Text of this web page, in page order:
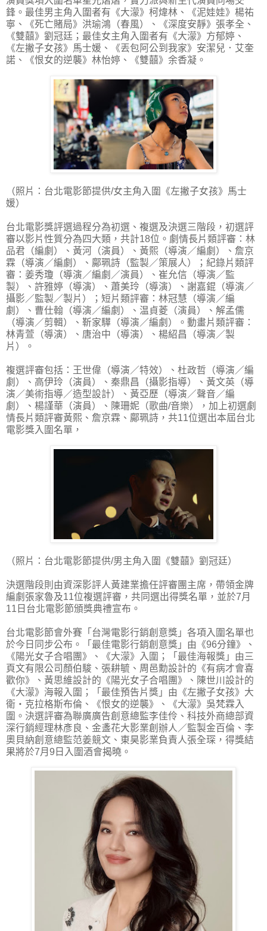
鋒。最佳男主角入圍者有《大濛》柯煒林、《泥娃娃》楊祐
寧、《死亡賭局》洪瑜鴻（春風）、《深度安靜》張孝全、
《雙囍》劉冠廷；最佳女主角入圍者有《大濛》方郁婷、
《左撇子女孩》馬士媛、《丟包阿公到我家》安潔兒．艾奎
諾、《恨女的逆襲》林怡婷、《雙囍》余香凝。
（照片：台北電影節提供/女主角入圍《左撇子女孩》馬士
媛）
台北電影獎評選過程分為初選、複選及決選三階段，初選評
審以影片性質分為四大類，共計18位。劇情長片類評審：林
品君（編劇）、黃河（演員）、黃熙（導演／編劇）、詹京
霖（導演／編劇）、鄺珮詩（監製／策展人）；紀錄片類評
審：姜秀瓊（導演／編劇／演員）、崔允信（導演／監
製）、許雅婷（導演）、蕭美玲（導演）、謝嘉錕（導演／
攝影／監製／製片）；短片類評審：林冠慧（導演／編
劇）、曹仕翰（導演／編劇）、温貞菱（演員）、解孟儒
（導演／剪輯）、靳家驊（導演／編劇）。動畫片類評審：
林青萱（導演）、唐治中（導演）、楊紹昌（導演／製
片）。
複選評審包括：王世偉（導演／特效）、杜政哲（導演／編
劇）、高伊玲（演員）、秦鼎昌（攝影指導）、黃文英（導
演／美術指導／造型設計）、黃亞歷（導演／聲音／編
劇）、楊謹華（演員）、陳珊妮（歌曲/音樂），加上初選劇
情長片類評審黃熙、詹京霖、鄺珮詩，共11位選出本屆台北
電影獎入圍名單，
（照片：台北電影節提供/男主角入圍《雙囍》劉冠廷）
決選階段則由資深影評人黃建業擔任評審團主席，帶領金牌
編劇張家魯及11位複選評審，共同選出得獎名單，並於7月
11日台北電影節頒獎典禮宣布。
台北電影節會外賽「台灣電影行銷創意獎」各項入圍名單也
於今日同步公布。「最佳電影行銷創意獎」由《96分鐘》、
《陽光女子合唱團》、《大濛》入圍；「最佳海報獎」由三
頁文有限公司顏伯駿、張耕毓、周邑勳設計的《有病才會喜
歡你》、黃思維設計的《陽光女子合唱團》、陳世川設計的
《大濛》海報入圍；「最佳預告片獎」由《左撇子女孩》大
衛・克拉格斯布倫、《恨女的逆襲》、《大濛》吳梵霖入
圍。決選評審為聯廣廣告創意總監李佳伶、科技外商總部資
深行銷經理林彥良、金盞花大影業創辦人／監製金百倫、李
奧貝納創意總監范姜競文、東昊影業負責人張全琛，得獎結
果將於7月9日入圍酒會揭曉。